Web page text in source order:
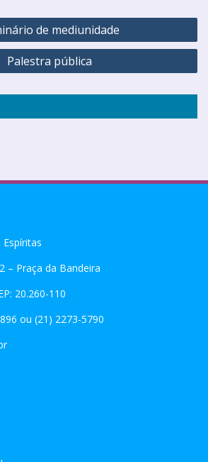
de mediunidade
Palestra pública
– Praça da Bandeira
20.260-110
ou (21) 2273-5790